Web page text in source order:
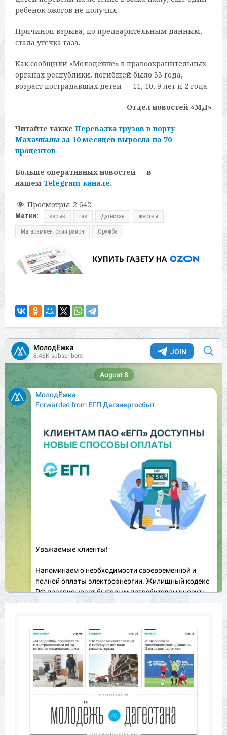
ребенок ожогов не получил.
Причиной взрыва, по предварительным данным,
стала утечка газа.
Как сообщили «Молодежке» в правоохранительных
органах республики, погибшей было 33 года,
возраст пострадавших детей — 11, 10, 9 лет и 2 года.
Отдел новостей «МД»
Читайте также Перевалка грузов в порту
Махачкалы за 10 месяцев выросла на 70
процентов
Больше оперативных новостей — в
нашем Telegram-канале.
Просмотры: 2 642
Метки: взрыв газ Дагестан жертвы
Магарамкентский район Оружба